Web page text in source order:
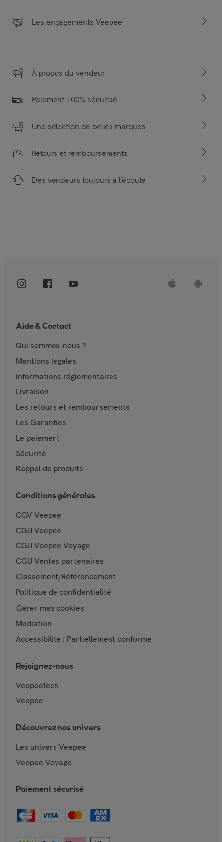
Les engagements Veepee
À propos du vendeur
Paiement 100% sécurisé
Une sélection de belles marques
Retours et remboursements
Des vendeurs toujours à l’écoute
Aide & Contact
Qui sommes-nous ?
Mentions légales
Informations réglementaires
Livraison
Les retours et remboursements
Les Garanties
Le paiement
Sécurité
Rappel de produits
Conditions générales
CGV Veepee
CGU Veepee
CGU Veepee Voyage
CGU Ventes partenaires
Classement/Référencement
Politique de confidentialité
Gérer mes cookies
Mediation
Accessibilité : Partiellement conforme
Rejoignez-nous
VeepeeTech
Veepee
Découvrez nos univers
Les univers Veepee
Veepee Voyage
Paiement sécurisé